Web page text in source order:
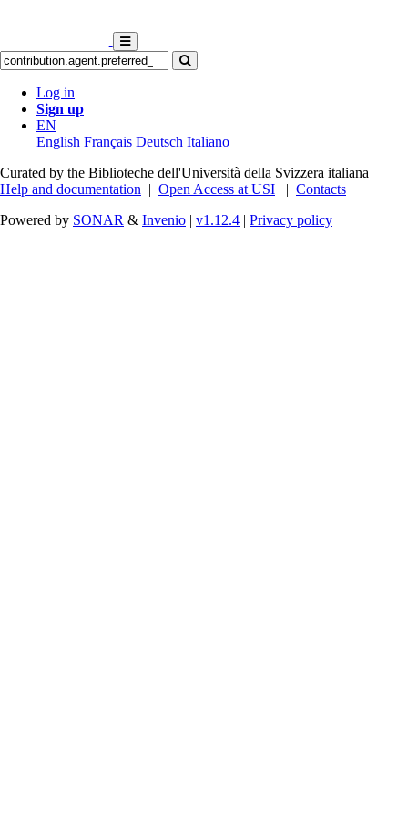
Log in
Sign up
EN
English Français Deutsch Italiano
Curated by the Biblioteche dell'Università della Svizzera italiana
Help and documentation | Open Access at USI | Contacts
Powered by SONAR & Invenio | v1.12.4 | Privacy policy